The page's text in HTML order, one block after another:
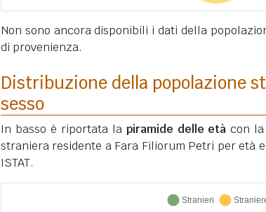
Non sono ancora disponibili i dati della
di provenienza.
Distribuzione della popolazione
sesso
In basso è riportata la piramide delle età con
straniera residente a Fara Filiorum Petri per età
ISTAT.